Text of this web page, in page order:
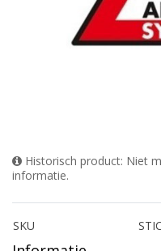
Historisch product: Niet
informatie.
SKU